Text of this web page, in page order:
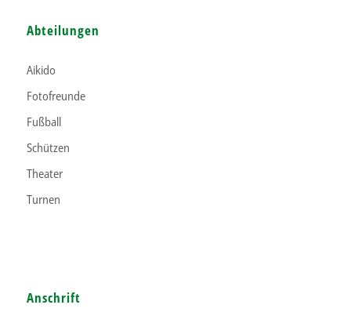
Abteilungen
Aikido
Fotofreunde
Fußball
Schützen
Theater
Turnen
Anschrift